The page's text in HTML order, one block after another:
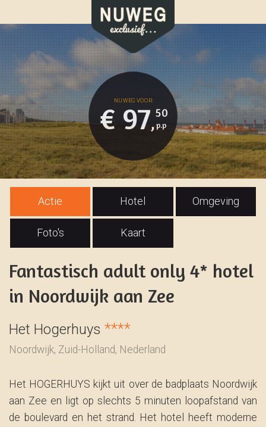
€ 97,
50
Actie Hotel Omgeving
Foto's Kaart
Fantastisch adult only 4* hotel
in Noordwijk aan Zee
Het Hogerhuys ****
Noordwijk, Zuid-Holland, Nederland
Het HOGERHUYS kijkt uit over de badplaats Noordwijk
aan Zee en ligt op slechts 5 minuten loopafstand van
de boulevard en het strand. Het hotel heeft moderne